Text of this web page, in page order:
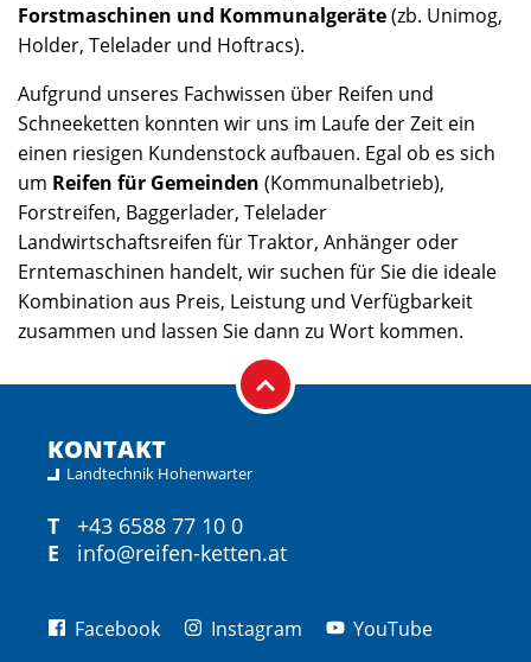
Forstmaschinen und Kommunalgeräte(zb. Unimog,
Holder, Telelader und Hoftracs).
Aufgrund unseres Fachwissen über Reifen und
Schneeketten konnten wir uns im Laufe der Zeit ein
einen riesigen Kundenstock aufbauen. Egal ob es sich
um Reifen für Gemeinden (Kommunalbetrieb),
Forstreifen, Baggerlader, Telelader
Landwirtschaftsreifen für Traktor, Anhänger oder
Erntemaschinen handelt, wir suchen für Sie die ideale
Kombination aus Preis, Leistung und Verfügbarkeit
zusammen und lassen Sie dann zu Wort kommen.
KONTAKT
Landtechnik Hohenwarter
T
+43 6588 77 10 0
E
info@reifen-ketten.at
Facebook Instagram YouTube